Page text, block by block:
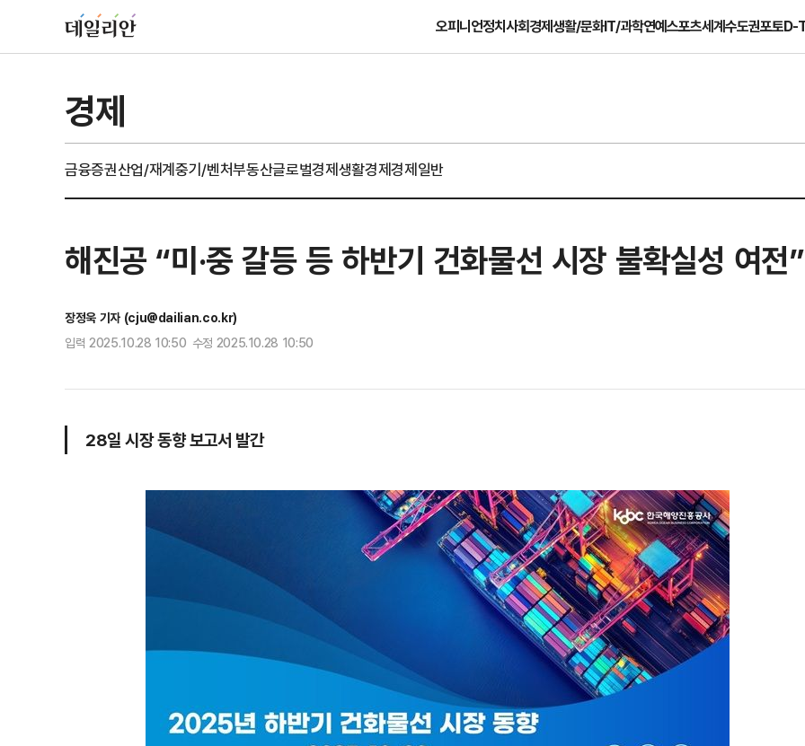
오피니언정치사회경제생활/문화IT/과학연예스포츠세계수도권포토D-
경제
금융증권산업/재계중기/벤처부동산글로벌경제생활경제경제일반
해진공 “미·중 갈등 등 하반기 건화물선 시장 불확실성 여전”
장정욱 기자 (cju@dailian.co.kr)
입력 2025.10.28 10:50 수정 2025.10.28 10:50
28일 시장 동향 보고서 발간